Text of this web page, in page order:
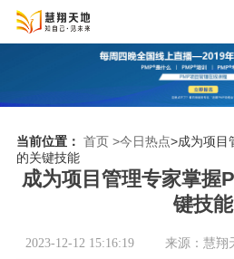
当前位置： 首页 >今日热点>成为项目
的关键技能
成为项目管理专家掌握
键技能
2023-12-12 15:16:19 来源：慧翔